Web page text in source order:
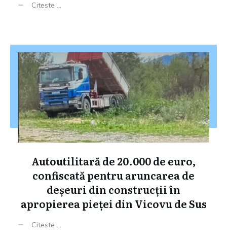
Citeste ...
Autoutilitară de 20.000 de euro,
confiscată pentru aruncarea de
deșeuri din construcții în
apropierea pieței din Vicovu de Sus
Citeste ...